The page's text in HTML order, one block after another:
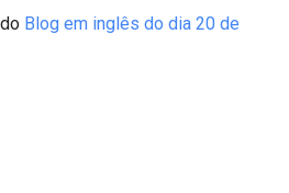
Blog em inglês do dia 20 de